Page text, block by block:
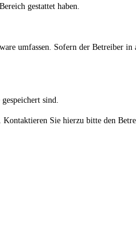
gestattet haben.
umfassen. Sofern der Betreiber
sind.
Sie hierzu bitte den